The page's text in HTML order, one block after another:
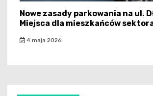
Nowe zasady parkowania na ul.
Miejsca dla mieszkańców
4 maja 2026